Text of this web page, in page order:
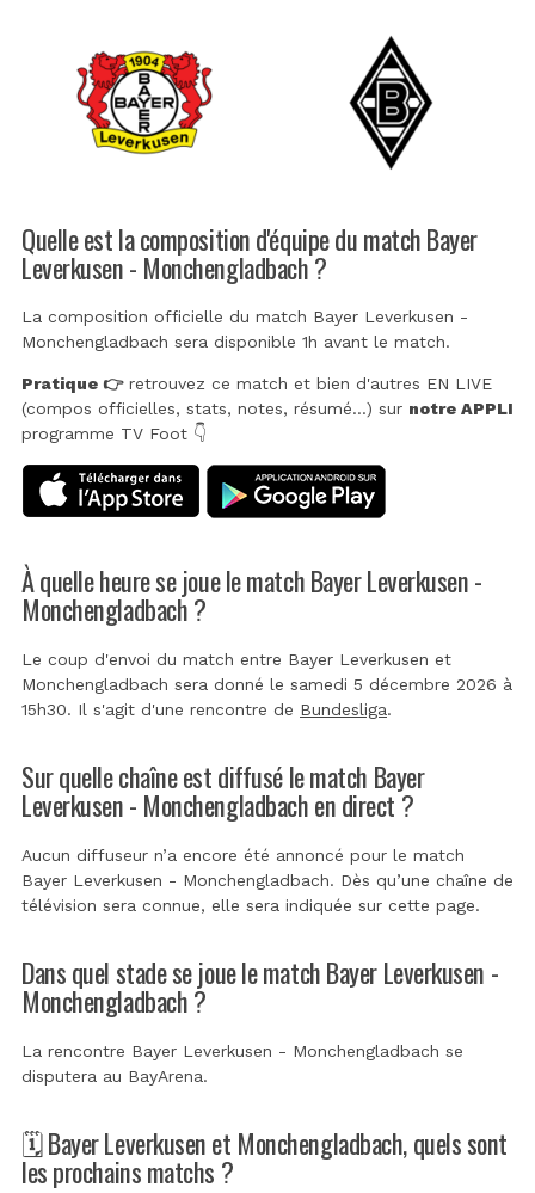
Quelle est la composition d'équipe du match Bayer
Leverkusen - Monchengladbach ?
La composition officielle du match Bayer Leverkusen -
Monchengladbach sera disponible 1h avant le match.
Pratique 👉retrouvez ce match et bien d'autres EN LIVE
(compos officielles, stats, notes, résumé...) sur notre APPLI
programme TV Foot 👇
À quelle heure se joue le match Bayer Leverkusen -
Monchengladbach ?
Le coup d'envoi du match entre Bayer Leverkusen et
Monchengladbach sera donné le samedi 5 décembre 2026 à
15h30. Il s'agit d'une rencontre de Bundesliga.
Sur quelle chaîne est diffusé le match Bayer
Leverkusen - Monchengladbach en direct ?
Aucun diffuseur n’a encore été annoncé pour le match
Bayer Leverkusen - Monchengladbach. Dès qu’une chaîne de
télévision sera connue, elle sera indiquée sur cette page.
Dans quel stade se joue le match Bayer Leverkusen -
Monchengladbach ?
La rencontre Bayer Leverkusen - Monchengladbach se
disputera au BayArena.
🗓️ Bayer Leverkusen et Monchengladbach, quels sont
les prochains matchs ?